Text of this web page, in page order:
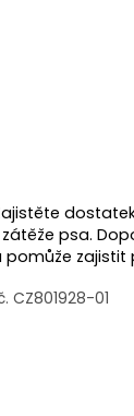
psa.
zajistit
CZ801928-01